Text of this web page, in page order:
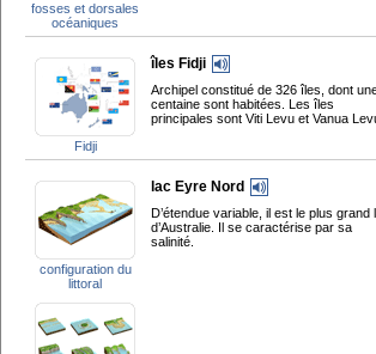
fosses et dorsales
océaniques
Fidji
îles Fidji
Archipel constitué de 326 îles, dont
centaine sont habitées. Les îles
principales sont Viti Levu et Vanua
configuration du
littoral
lac Eyre Nord
D’étendue variable, il est le plus grand
d’Australie. Il se caractérise par sa
salinité.